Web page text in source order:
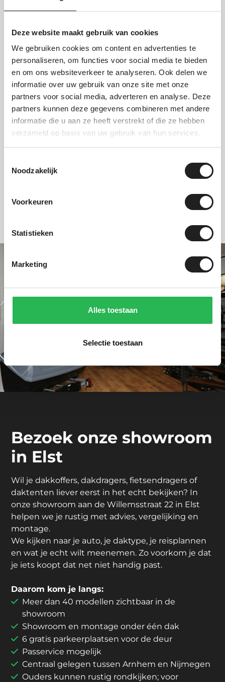
Deze website maakt gebruik van cookies
We gebruiken cookies om content en advertenties te
personaliseren, om functies voor social media te bieden
en om ons websiteverkeer te analyseren. Ook delen we
informatie over uw gebruik van onze site met onze
partners voor social media, adverteren en analyse. Deze
partners kunnen deze gegevens combineren met andere
informatie die u aan ze heeft verstrekt of die ze hebben
verzameld op basis van uw gebruik van hun services.
Noodzakelijk
Voorkeuren
Statistieken
Marketing
Alles toestaan
Selectie toestaan
Recent bekeken
Schadeafkoop Schoonmaak
Bezoek onze showroom
in Elst
Wil je dakkoffers, dakdragers, fietsendragers of
daktenten liever eerst in het echt bekijken? In
onze showroom aan de Willemsstraat 22 in Elst
helpen we je rustig met advies, vergelijking en
montage.
We kijken naar je auto, je daktype, je reisplannen
en wat je echt wilt meenemen. Zo voorkom je dat
je iets koopt dat net niet handig past.
Daarom kom je langs:
Meer dan 40 modellen zichtbaar in de
showroom
Showroom en montage onder één dak
6 gratis parkeerplaatsen voor de deur
Passervice mogelijk
Centraal gelegen tussen Arnhem en Nijmegen
Ouders kunnen rustig rondkijken; voor